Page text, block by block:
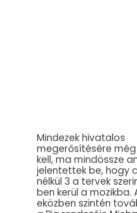
Mindezek hivatalos
megerősítésére
kell, ma mindössze
jelentettek be, hogy
nélkül 3 a tervek
ben kerül a mozikba.
eközben szintén